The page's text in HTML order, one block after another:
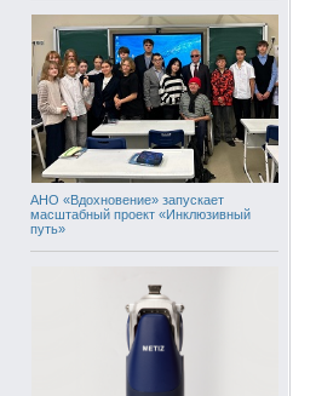
АНО «Вдохновение» запускает
масштабный проект «Инклюзивный
путь»